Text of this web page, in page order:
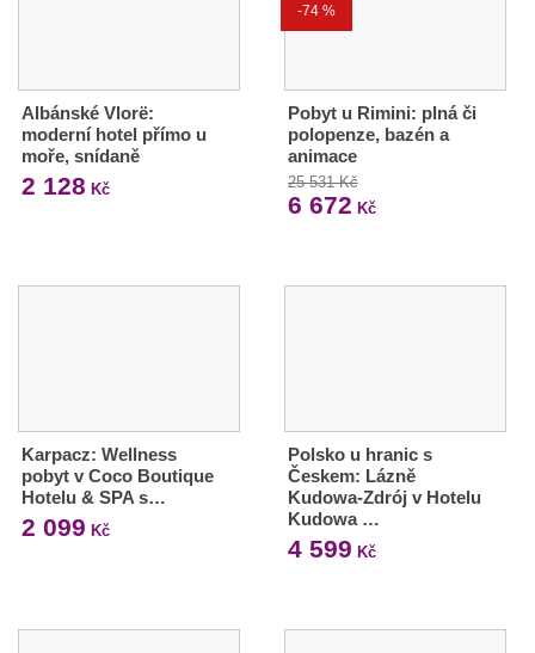
Albánské Vlorë:
moderní hotel přímo u
moře, snídaně
2 128 Kč
-74 %
Pobyt u Rimini: plná či
polopenze, bazén a
animace
25 531 Kč
6 672 Kč
Karpacz: Wellness
pobyt v Coco Boutique
Hotelu & SPA s…
2 099 Kč
Polsko u hranic s
Českem: Lázně
Kudowa-Zdrój v Hotelu
Kudowa …
4 599 Kč